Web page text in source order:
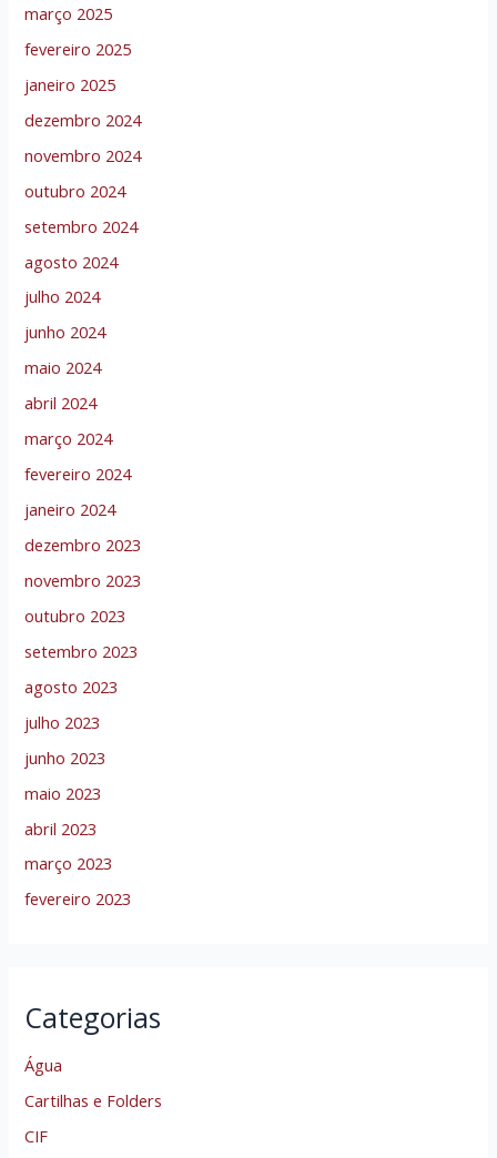
março 2025
fevereiro 2025
janeiro 2025
dezembro 2024
novembro 2024
outubro 2024
setembro 2024
agosto 2024
julho 2024
junho 2024
maio 2024
abril 2024
março 2024
fevereiro 2024
janeiro 2024
dezembro 2023
novembro 2023
outubro 2023
setembro 2023
agosto 2023
julho 2023
junho 2023
maio 2023
abril 2023
março 2023
fevereiro 2023
Categorias
Água
Cartilhas e Folders
CIF